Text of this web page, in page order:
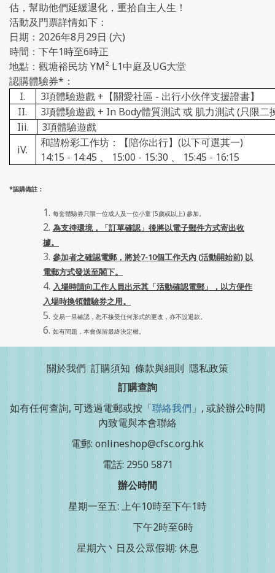
估，幫助他們延緩退化，重拾自主人生！
活動及門票詳情如下：
日期：2026年8月29日 (六)
時間：下午1時至6時正
地點：觀塘裕民坊 YM² L1中庭及UG大堂
認購體驗券*：
I.
3項體驗遊戲 +【關愛社區 - 出行小伙伴支援證書】
II.
3項體驗遊戲 + In Body體質測試 或 肌力測試 (只限二
Iii.
3項體驗遊戲
iV.
和諧粉彩工作坊：【陪你出行】(以下可選其一)
14:15 - 14:45 、 15:00 - 15:30 、 15:45 - 16:15
*認購備註：
每套體驗券只限一位成人及一位小童 (5歲或以上) 參加。
為支持環境，「訂單確認」後將以電子郵件方式寄出收
據。
參加者之確認電郵，將於7-10個工作天內 (活動開始前) 以
電郵方式發送至閣下。
入場時請向工作人員出示其「活動確認電郵」，以方便作
入場時換領體驗券之用。
交易一旦確認，恕不接受任何形式的更改，亦不設退款。
如有問題，本會保留最終決定權。
關於我們 訂購須知 條款與細則 隱私政策
訂購查詢
如有任何查詢, 可透過電郵或按「聯絡我們 」, 或於辦公時間
內致電與本會聯絡
電郵: onlineshop@cfsc.org.hk
電話: 2950 5871
辦公時間
星期一至五: 上午10時至下午1時
下午2時至6時
星期六丶日及公眾假期: 休息